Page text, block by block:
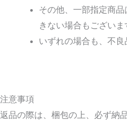
その他、一部指定商
きない場合もございま
いずれの場合も、不良
注意事項
返品の際は、梱包の上、必ず納